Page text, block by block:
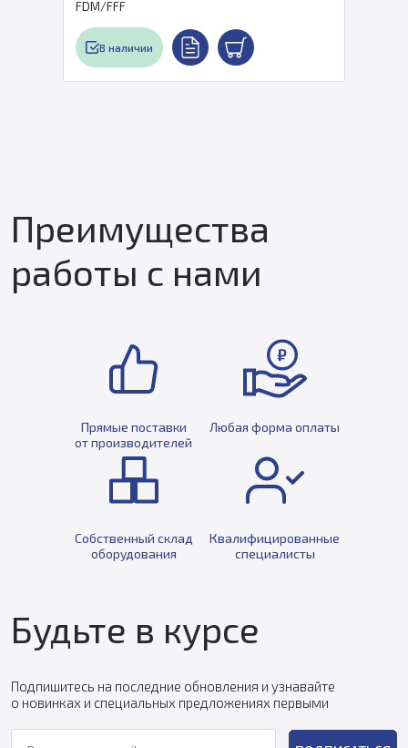
FDM/FFF
В наличии
Преимущества
работы с нами
Прямые поставки
от производителей
Любая форма оплаты
Собственный склад
оборудования
Квалифицированные
специалисты
Будьте в курсе
Подпишитесь на последние обновления и узнавайте
о новинках и специальных предложениях первыми